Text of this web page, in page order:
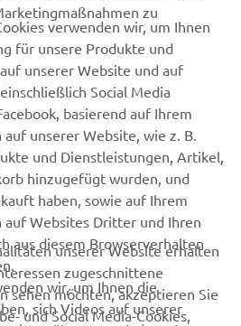
Angeboten,
und vielem mehr.
zu
verwenden wir, um Ihnen
für unsere Produkte und
unserer Website und auf
Social Media
basierend auf Ihrem
unserer Website, wie z. B.
und Dienstleistungen, Artikel,
hinzugefügt wurden, und
haben, sowie auf Ihrem
auf Websites Dritter und Ihren
aus diesem Browserverhalten
wir, um Ihnen die
sich Videos auf unserer
unserer Website erhalten
zugeschnittene
sehen möchten, akzeptieren Sie
und Social Media-Cookies,